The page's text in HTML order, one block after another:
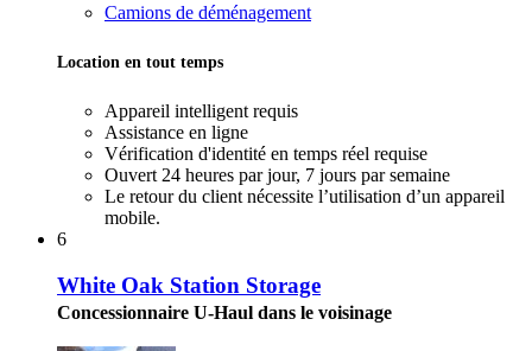
Camions de déménagement
Location en tout temps
Appareil intelligent requis
Assistance en ligne
Vérification d'identité en temps réel requise
Ouvert 24 heures par jour, 7 jours par semaine
Le retour du client nécessite l’utilisation d’un appareil
mobile.
6
White Oak Station Storage
Concessionnaire U-Haul dans le voisinage